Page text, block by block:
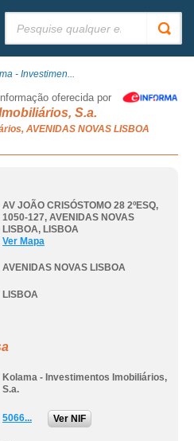
- Investimen...
Informação oferecida por
S.a.
AVENIDAS NOVAS LISBOA
AV JOÃO CRISÓSTOMO 28 2ºESQ,
1050-127, AVENIDAS NOVAS
LISBOA, LISBOA
Ver Mapa
AVENIDAS NOVAS LISBOA
LISBOA
Kolama - Investimentos Imobiliários,
S.a.
5066... Ver NIF